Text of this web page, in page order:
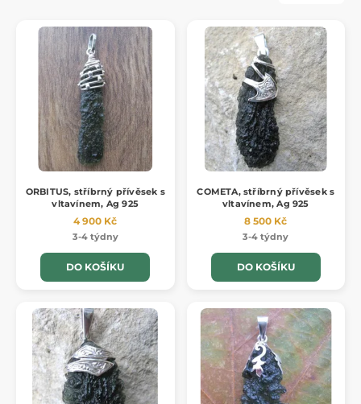
ORBITUS, stříbrný přívěsek s
vltavínem, Ag 925
4 900 Kč
3-4 týdny
DO KOŠÍKU
COMETA, stříbrný přívěsek s
vltavínem, Ag 925
8 500 Kč
3-4 týdny
DO KOŠÍKU